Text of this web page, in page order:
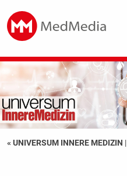
« UNIVERSUM INNERE MEDIZIN |